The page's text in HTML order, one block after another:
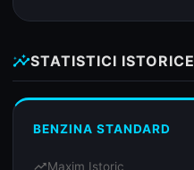
insightsSTATISTICI ISTORICE
BENZINA STANDARD
trending_upMaxim Istoric